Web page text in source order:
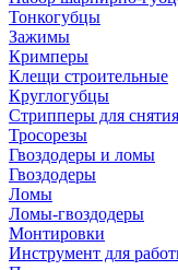
Тонкогубцы
Зажимы
Кримперы
Клещи строительные
Круглогубцы
Стрипперы для
Тросорезы
Гвоздодеры и ломы
Гвоздодеры
Ломы
Ломы-гвоздодеры
Монтировки
Инструмент для